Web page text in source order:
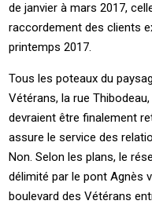
de janvier à mars 2017,
raccordement des clients
printemps 2017.
Tous les poteaux du
Vétérans, la rue
devraient être finalement
assure le service des
Non. Selon les plans, le
délimité par le pont Agnès
boulevard des Vétérans